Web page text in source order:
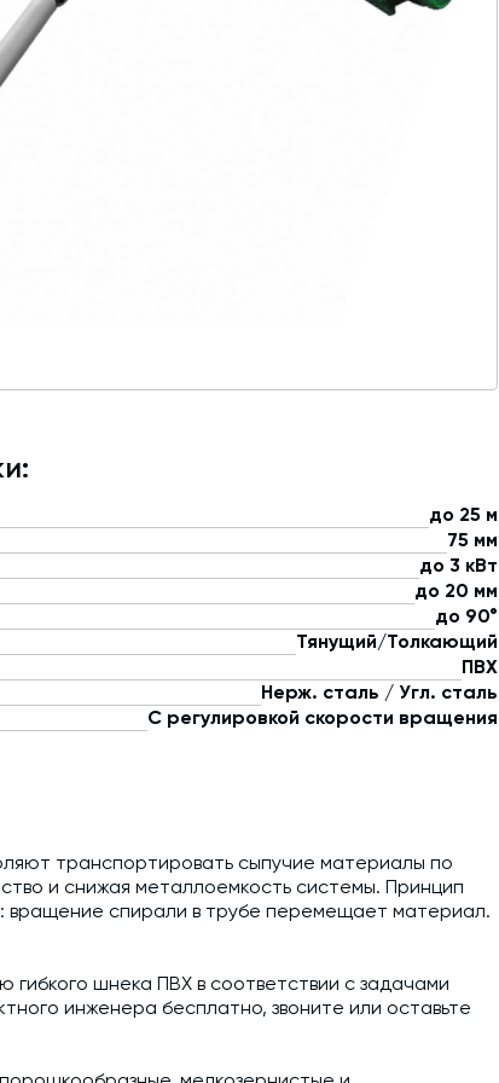
до 25 м
75 мм
до 3 кВт
до 20 мм
до 90°
Тянущий/Толкающий
ПВХ
Нерж. сталь / Угл. сталь
С регулировкой скорости вращения
транспортировать сыпучие материалы по
и снижая металлоемкость системы. Принцип
вращение спирали в трубе перемещает материал.
шнека ПВХ в соответствии с задачами
инженера бесплатно, звоните или оставьте